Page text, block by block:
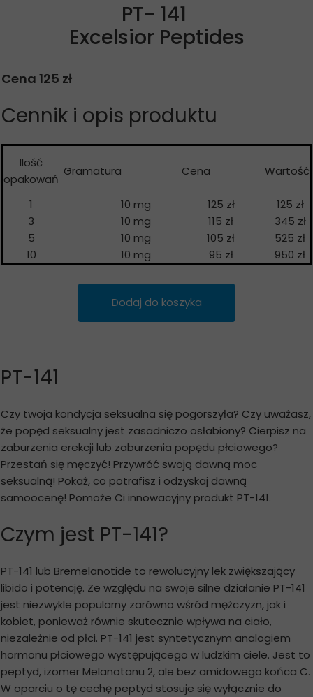
PT- 141
Excelsior Peptides
Cena 125 zł
Cennik i opis produktu
Ilość
opakowań
Gramatura Cena Wartość
1
3
5
10
10 mg
10 mg
10 mg
10 mg
125 zł
115 zł
105 zł
95 zł
125 zł
345 zł
525 zł
950 zł
Dodaj do koszyka
PT-141
Czy twoja kondycja seksualna się pogorszyła? Czy uważasz,
że popęd seksualny jest zasadniczo osłabiony? Cierpisz na
zaburzenia erekcji lub zaburzenia popędu płciowego?
Przestań się męczyć! Przywróć swoją dawną moc
seksualną! Pokaż, co potrafisz i odzyskaj dawną
samoocenę! Pomoże Ci innowacyjny produkt PT-141.
Czym jest PT-141?
PT-141 lub Bremelanotide to rewolucyjny lek zwiększający
libido i potencję. Ze względu na swoje silne działanie PT-141
jest niezwykle popularny zarówno wśród mężczyzn, jak i
kobiet, ponieważ równie skutecznie wpływa na ciało,
niezależnie od płci. PT-141 jest syntetycznym analogiem
hormonu płciowego występującego w ludzkim ciele. Jest to
peptyd, izomer Melanotanu 2, ale bez amidowego końca C.
W oparciu o tę cechę peptyd stosuje się wyłącznie do